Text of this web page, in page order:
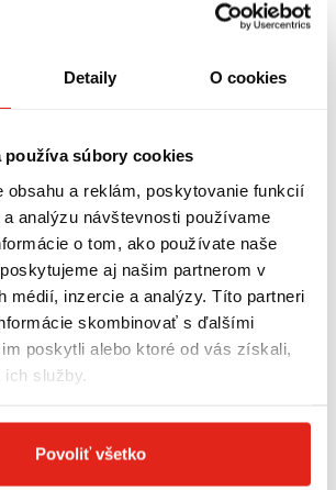
Detaily O cookies
používa súbory cookies
obsahu a reklám, poskytovanie funkcií
analýzu návštevnosti používame
o tom, ako používate naše
aj našim partnerom v
médií, inzercie a analýzy. Títo partneri
skombinovať s ďalšími
poskytli alebo ktoré od vás získali,
služby.
Povoliť všetko
12,95 € s DPH
SUZUKI ECSTAR BRZDOVÁ
KVAPALINA DOT4